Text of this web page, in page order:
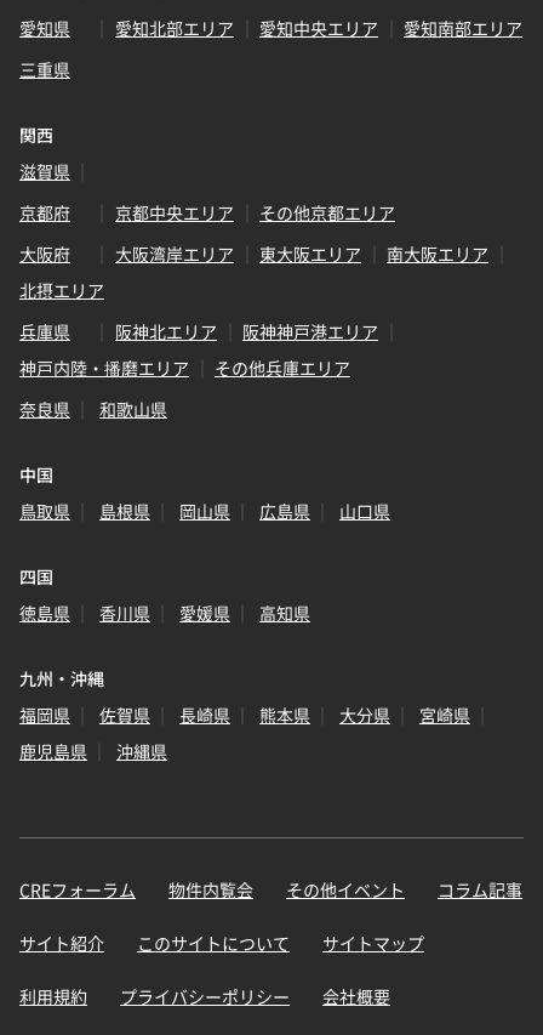
愛知県
愛知北部エリア 愛知中央エリア
愛知南部エリア
三重県
関西
滋賀県
京都府
京都中央エリア
その他京都エリア
大阪府
大阪湾岸エリア 東大阪エリア
南大阪エリア
北摂エリア
兵庫県
阪神北エリア
阪神神戸港エリア
神戸内陸・播磨エリア
その他兵庫エリア
奈良県
和歌山県
中国
鳥取県
島根県 岡山県 広島県 山口県
四国
徳島県
香川県 愛媛県 高知県
九州・沖縄
福岡県
佐賀県 長崎県 熊本県 大分県
宮崎県
鹿児島県
沖縄県
CREフォーラム 物件内覧会 その他イベント コラム記事
サイト紹介 このサイトについて サイトマップ
利用規約 プライバシーポリシー 会社概要